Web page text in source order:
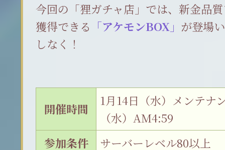
今回の「狸ガチャ店」では、新金品
獲得できる 「アケモンBOX」 が登場
しなく！
開催時間
1月14日（水）メンテナ
（水）AM4:59
参加条件
サーバーレベル80以上